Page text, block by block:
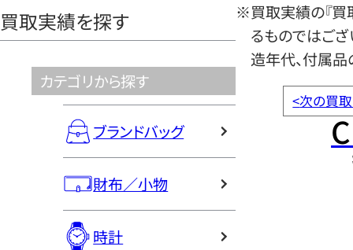
買取実績を探す
カテゴリから探す
ブランドバッグ
財布／小物
時計
※買取実績の『買
るものではござ
造年代、付属品
<次の買